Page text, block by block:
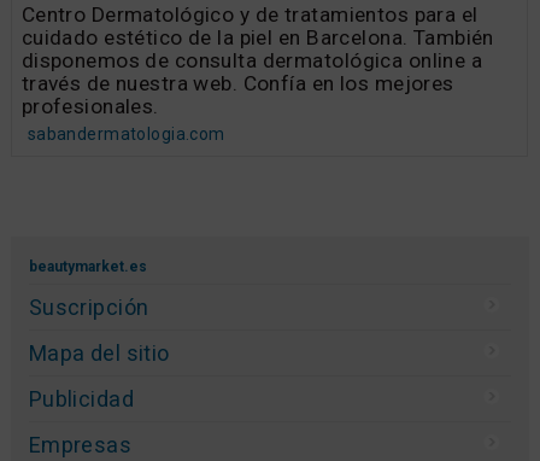
Centro Dermatológico y de tratamientos para el
cuidado estético de la piel en Barcelona. También
disponemos de consulta dermatológica online a
través de nuestra web. Confía en los mejores
profesionales.
sabandermatologia.com
beautymarket.es
Suscripción
Mapa del sitio
Publicidad
Empresas